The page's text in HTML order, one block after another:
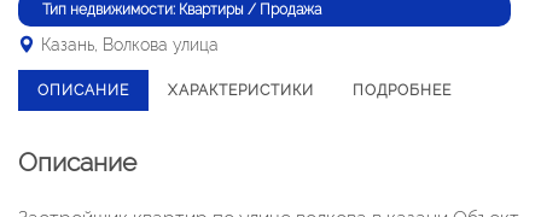
Тип недвижимости: Квартиры / Продажа
Казань, Волкова улица
ОПИСАНИЕ ХАРАКТЕРИСТИКИ ПОДРОБНЕЕ
Описание